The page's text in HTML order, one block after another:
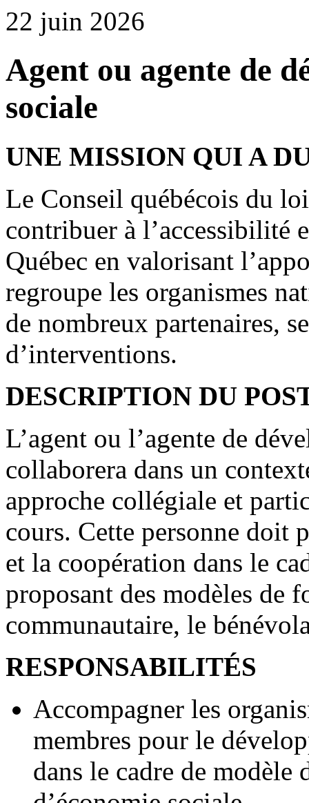
22 juin 2026
Agent ou agente de
sociale
UNE MISSION QUI A
Le Conseil québécois du
contribuer à l’accessibilité
Québec en valorisant
regroupe les organismes
de nombreux partenaires,
d’interventions.
DESCRIPTION DU
L’agent ou l’agente de
collaborera dans un
approche collégiale et
cours. Cette personne
et la coopération dans le
proposant des modèles de
communautaire, le
RESPONSABILITÉS
Accompagner les
membres pour le
dans le cadre de modèle